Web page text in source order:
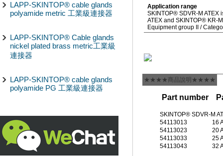
LAPP-SKINTOP® cable glands
polyamide metric 工業級連接器
LAPP-SKINTOP® Cable glands
nickel plated brass metric工業級
連接器
LAPP-SKINTOP® cable glands
polyamide PG 工業級連接器
Application range
SKINTOP® SDVR-M ATEX
ATEX and SKINTOP® KR-
Equipment group II /
★★★★商品說明★★★★
Part number
SKINTOP® SDVR-M
54113013
16
54113023
20
54113033
25
54113043
32